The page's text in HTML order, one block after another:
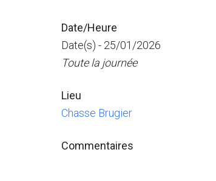
Date/Heure
Date(s) - 25/01/2026
Toute la journée
Lieu
Chasse Brugier
Commentaires